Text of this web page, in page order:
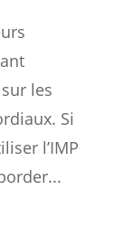
les
Si
l’IMP